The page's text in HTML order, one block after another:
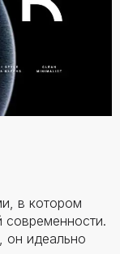
в котором
современности.
он идеально